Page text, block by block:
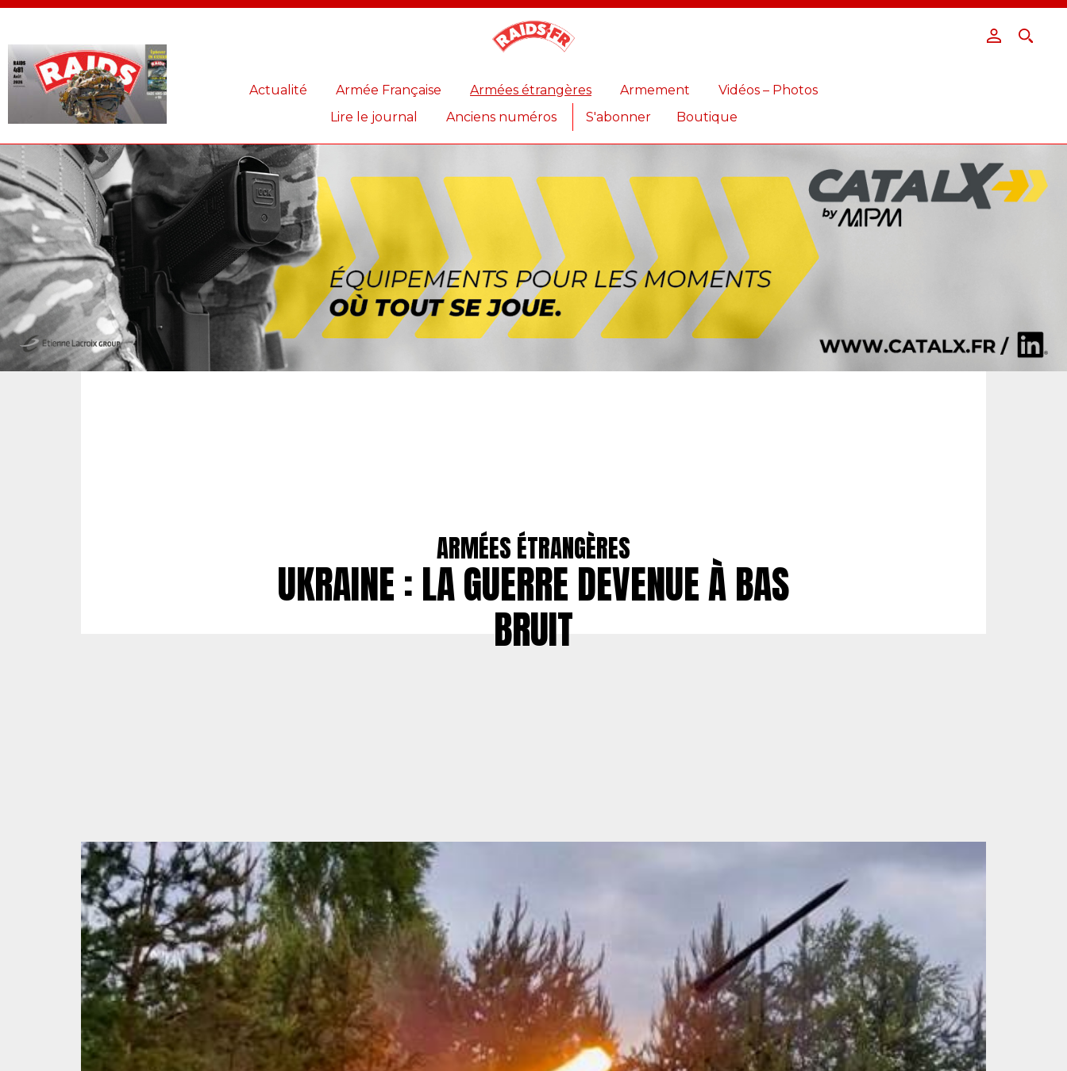
Actualité Armée Française Armées étrangères Armement
Vidéos – Photos
Lire le journal
Anciens numéros S'abonner Boutique
ARMÉES ÉTRANGÈRES
UKRAINE : LA GUERRE DEVENUE À BAS
BRUIT
Panneau de gestion des cookies